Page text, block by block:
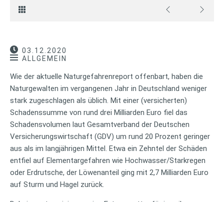
03.12.2020
ALLGEMEIN
Wie der aktuelle Naturgefahrenreport offenbart, haben die
Naturgewalten im vergangenen Jahr in Deutschland weniger
stark zugeschlagen als üblich. Mit einer (versicherten)
Schadenssumme von rund drei Milliarden Euro fiel das
Schadensvolumen laut Gesamtverband der Deutschen
Versicherungswirtschaft (GDV) um rund 20 Prozent geringer
aus als im langjährigen Mittel. Etwa ein Zehntel der Schäden
entfiel auf Elementargefahren wie Hochwasser/Starkregen
oder Erdrutsche, der Löwenanteil ging mit 2,7 Milliarden Euro
auf Sturm und Hagel zurück.